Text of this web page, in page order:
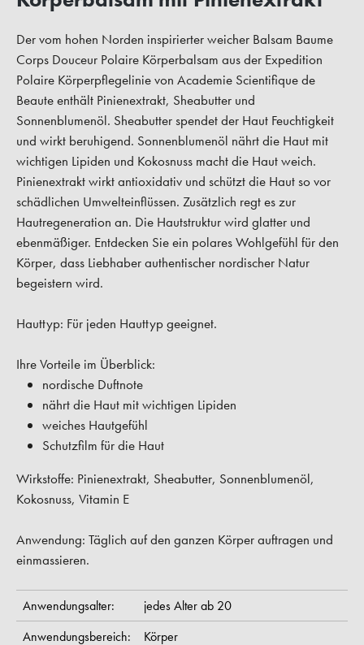
Der vom hohen Norden inspirierter weicher Balsam Baume
Corps Douceur Polaire Körperbalsam aus der Expedition
Polaire Körperpflegelinie von Academie Scientifique de
Beaute enthält Pinienextrakt, Sheabutter und
Sonnenblumenöl. Sheabutter spendet der Haut Feuchtigkeit
und wirkt beruhigend. Sonnenblumenöl nährt die Haut mit
wichtigen Lipiden und Kokosnuss macht die Haut weich.
Pinienextrakt wirkt antioxidativ und schützt die Haut so vor
schädlichen Umwelteinflüssen. Zusätzlich regt es zur
Hautregeneration an. Die Hautstruktur wird glatter und
ebenmäßiger. Entdecken Sie ein polares Wohlgefühl für den
Körper, dass Liebhaber authentischer nordischer Natur
begeistern wird.
Hauttyp: Für jeden Hauttyp geeignet.
Ihre Vorteile im Überblick:
nordische Duftnote
nährt die Haut mit wichtigen Lipiden
weiches Hautgefühl
Schutzfilm für die Haut
Wirkstoffe: Pinienextrakt, Sheabutter, Sonnenblumenöl,
Kokosnuss, Vitamin E
Anwendung: Täglich auf den ganzen Körper auftragen und
einmassieren.
Anwendungsalter:
jedes Alter ab 20
Anwendungsbereich:
Körper